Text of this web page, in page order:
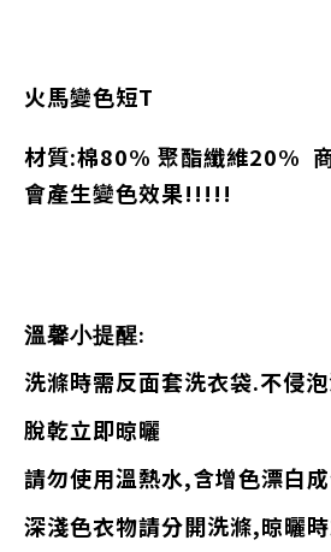
火馬變色短T
材質:棉80% 聚酯纖維20%
會產生變色效果!!!!!
溫馨小提醒:
洗滌時需反面套洗衣袋.不侵
脫乾立即晾曬
請勿使用溫熱水,含增色漂白
深淺色衣物請分開洗滌,晾曬